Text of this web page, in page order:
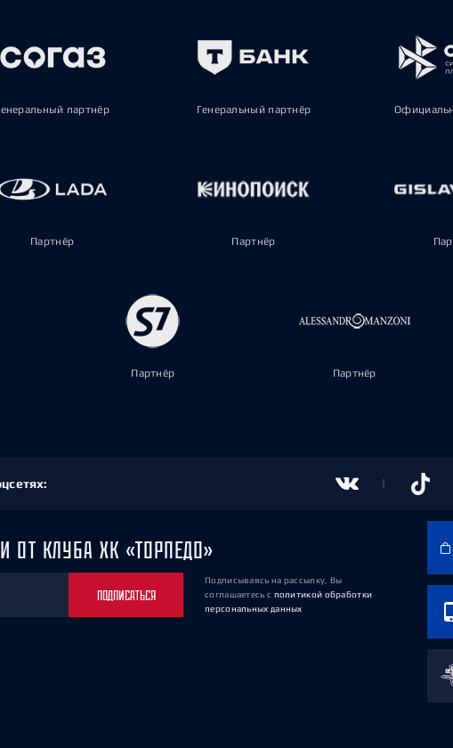
партнёр Генеральный партнёр
Партнёр Партнёр
Партнёр Партнёр
ОТ КЛУБА ХК «ТОРПЕДО»
ПОДПИСАТЬСЯ
Подписываясь на рассылку, Вы
соглашаетесь с политикой обработки
персональных данных